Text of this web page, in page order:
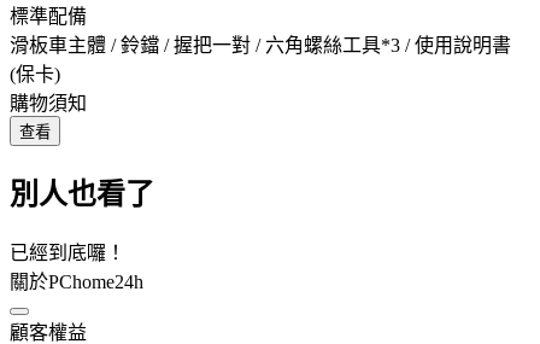
標準配備
滑板車主體 / 鈴鐺 / 握把一對 / 六角螺絲工具*3 / 使用說明書
(保卡)
購物須知
查看
別人也看了
已經到底囉！
關於PChome24h
顧客權益